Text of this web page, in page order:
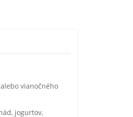
vianočného
jogurtov,